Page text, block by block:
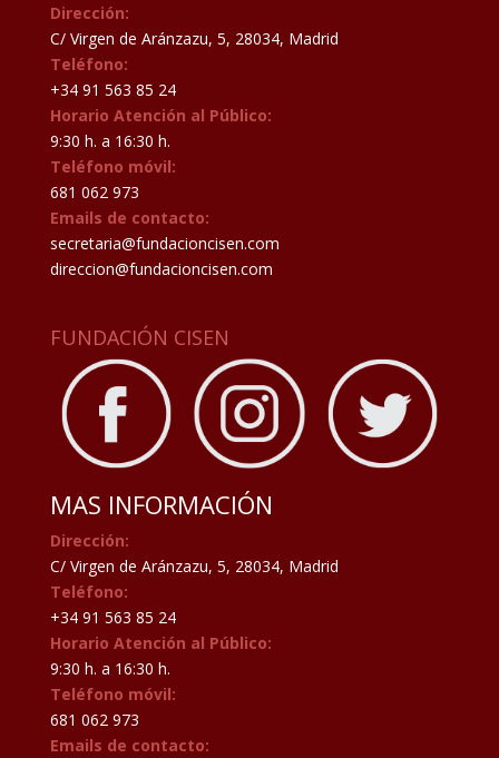
Dirección:
C/ Virgen de Aránzazu, 5, 28034, Madrid
Teléfono:
+34 91 563 85 24
Horario Atención al Público:
9:30 h. a 16:30 h.
Teléfono móvil:
681 062 973
Emails de contacto:
secretaria@fundacioncisen.com
direccion@fundacioncisen.com
FUNDACIÓN CISEN
MAS INFORMACIÓN
Dirección:
C/ Virgen de Aránzazu, 5, 28034, Madrid
Teléfono:
+34 91 563 85 24
Horario Atención al Público:
9:30 h. a 16:30 h.
Teléfono móvil:
681 062 973
Emails de contacto: